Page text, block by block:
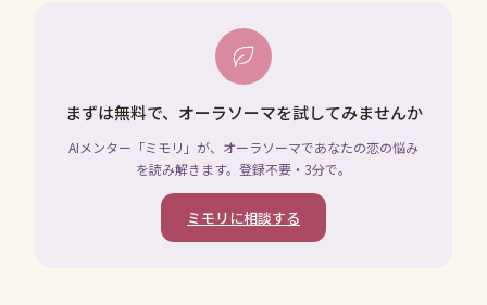
まずは無料で、オーラソーマを試してみませんか
AIメンター「ミモリ」が、オーラソーマであなたの恋の悩み
を読み解きます。登録不要・3分で。
ミモリに相談する